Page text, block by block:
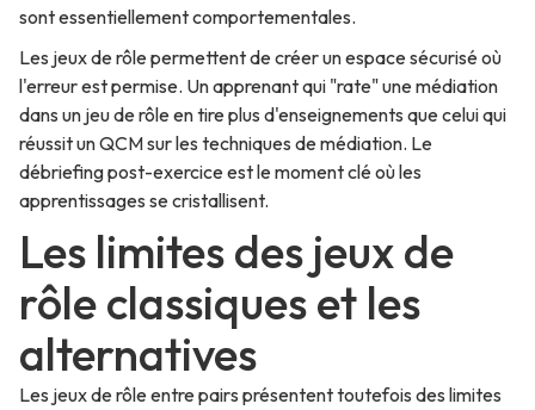
sont essentiellement comportementales.
Les jeux de rôle permettent de créer un espace sécurisé où
l'erreur est permise. Un apprenant qui "rate" une médiation
dans un jeu de rôle en tire plus d'enseignements que celui qui
réussit un QCM sur les techniques de médiation. Le
débriefing post-exercice est le moment clé où les
apprentissages se cristallisent.
Les limites des jeux de
rôle classiques et les
alternatives
Les jeux de rôle entre pairs présentent toutefois des limites